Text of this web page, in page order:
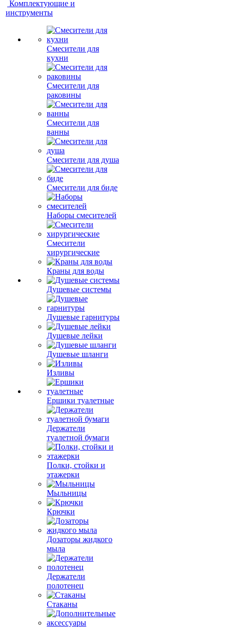
Комплектующие и
инструменты
Смесители для
кухни
Смесители для
раковины
Смесители для
ванны
Смесители для душа
Смесители для биде
Наборы смесителей
Смесители
хирургические
Краны для воды
Душевые системы
Душевые гарнитуры
Душевые лейки
Душевые шланги
Изливы
Ершики туалетные
Держатели
туалетной бумаги
Полки, стойки и
этажерки
Мыльницы
Крючки
Дозаторы жидкого
мыла
Держатели
полотенец
Стаканы